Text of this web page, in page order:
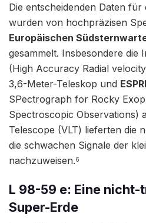
Die entscheidenden Daten für
wurden von hochpräzisen
Europäischen
gesammelt. Insbesondere die
(High Accuracy Radial
3,6-Meter-Teleskop und
SPectrograph for Rocky
Spectroscopic Observations)
Telescope (VLT) lieferten die
die schwachen Signale der
nachzuweisen.6
L 98-59 e: Eine
Super-Erde